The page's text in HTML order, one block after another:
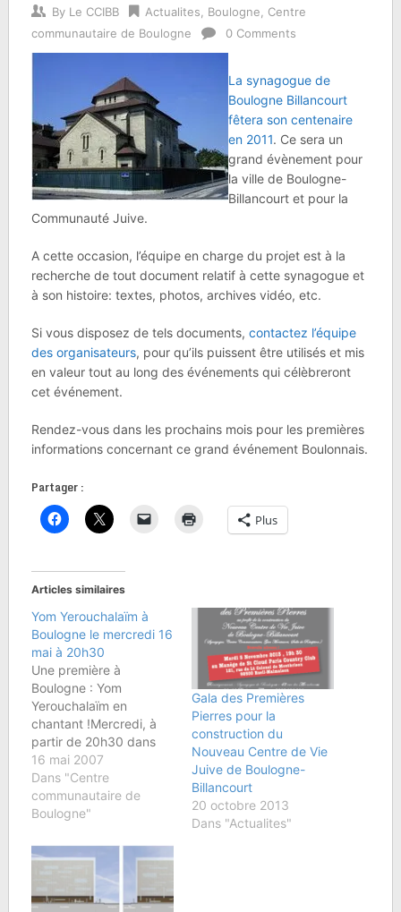
By Le CCIBB Actualites Boulogne
Centre
communautaire de Boulogne
0 Comments
La synagogue de
Boulogne Billancourt
fêtera son centenaire
en 2011. Ce sera un
grand évènement pour
la ville de Boulogne-
Billancourt et pour la
Communauté Juive.
A cette occasion, l’équipe en charge du projet est à la
recherche de tout document relatif à cette synagogue et
à son histoire: textes, photos, archives vidéo, etc.
Si vous disposez de tels documents, contactez l’équipe
des organisateurs, pour qu’ils puissent être utilisés et mis
en valeur tout au long des événements qui célèbreront
cet événement.
Rendez-vous dans les prochains mois pour les premières
informations concernant ce grand événement Boulonnais.
Partager :
Plus
Articles similaires
Yom Yerouchalaïm à
Boulogne le mercredi 16
mai à 20h30
Une première à
Boulogne : Yom
Yerouchalaïm en
chantant !Mercredi, à
partir de 20h30 dans
l'espace communautaire
de la Synagogue, nous
célébrerons les 40 ans
de l'unité retrouvée de
grande première : une
soirée de Chira
Betsibour, au cours de
laquelle nous
16 mai 2007
Dans "Centre
communautaire de
Boulogne"
Gala des Premières
Pierres pour la
construction du
Nouveau Centre de Vie
Juive de Boulogne-
Billancourt
20 octobre 2013
Dans "Actualites"